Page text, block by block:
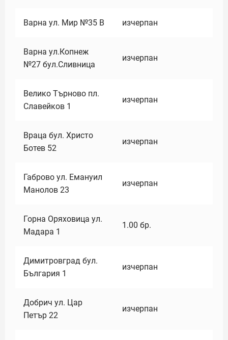
Варна ул. Мир №35 В изчерпан
Варна ул.Копнеж
№27 бул.Сливница
изчерпан
Велико Търново пл.
Славейков 1
изчерпан
Враца бул. Христо
Ботев 52
изчерпан
Габрово ул. Емануил
Манолов 23
изчерпан
Горна Оряховица ул.
Мадара 1
1.00 бр.
Димитровград бул.
България 1
изчерпан
Добрич ул. Цар
Петър 22
изчерпан